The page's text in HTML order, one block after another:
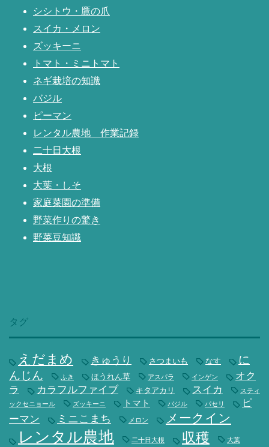
シシトウ・鷹の爪
スイカ・メロン
ズッキーニ
トマト・ミニトマト
ネギ栽培の知識
バジル
ピーマン
レンタル農地 作業記録
二十日大根
大根
大葉・しそ
家庭菜園の準備
野菜作りの驚き
野菜豆知識
タグ
えだまめ きゅうり さつまいも なす
に
んじん
ふき ほうれん草 アスパラ インゲン
オク
ラ
カラフルファイブ キタアカリ スイカ
スティ
ックセニョール
ズッキーニ トマト バジル パセリ
ピ
ーマン
ミニこまち メロン メークイン
レンタル農地 二十日大根 収穫 大葉